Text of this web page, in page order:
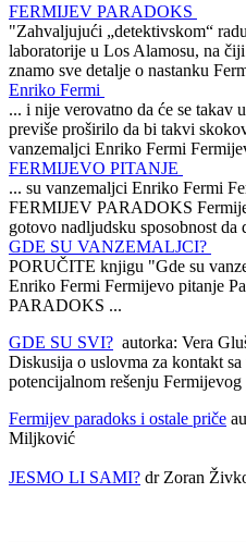
FERMIJEV PARADOKS
"Zahvaljujući „detektivskom“
laboratorije u Los Alamosu, na
znamo sve detalje o nastanku
Enriko Fermi
... i nije verovatno da će se takav
previše proširilo da bi takvi
vanzemaljci Enriko Fermi
FERMIJEVO PITANJE
... su vanzemaljci Enriko Fermi
FERMIJEV PARADOKS
gotovo nadljudsku sposobnost
GDE SU VANZEMALJCI?
PORUČITE knjigu "Gde su
Enriko Fermi Fermijevo pitanje
PARADOKS ...
GDE SU SVI? autorka: Vera
Diskusija o uslovma za kontakt
potencijalnom rešenju Fermijevog
Fermijev paradoks i ostale priče
Miljković
JESMO LI SAMI? dr Zoran